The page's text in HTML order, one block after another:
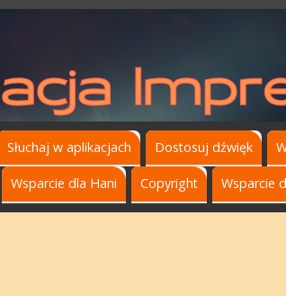
Słuchaj w aplikacjach Dostosuj dźwięk
Wsparcie dla Hani Copyright Wsparcie